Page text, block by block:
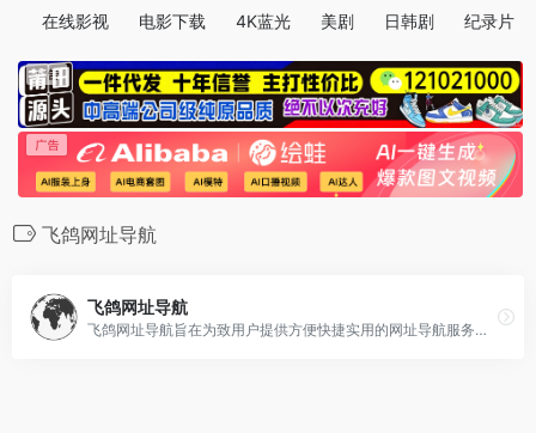
在线影视 电影下载 4K蓝光 美剧 日韩剧 纪录片
飞鸽网址导航
飞鸽网址导航
飞鸽网址导航旨在为致用户提供方便快捷实用的网址导航服务，实用的高校网址大全,是您的上网导航助手。能帮助用户快速访问所需的同类网站，满足用户的上网需求！收录的站点